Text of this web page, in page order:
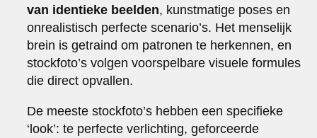
van identieke beelden, kunstmatige poses en
onrealistisch perfecte scenario’s. Het menselijk
brein is getraind om patronen te herkennen, en
stockfoto’s volgen voorspelbare visuele formules
die direct opvallen.
De meeste stockfoto’s hebben een specifieke
‘look’: te perfecte verlichting, geforceerde